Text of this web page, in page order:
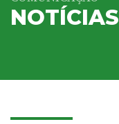
NOTÍCIAS